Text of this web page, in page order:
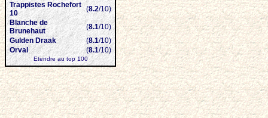
Trappistes Rochefort
10
(8.2/10)
Blanche de
Brunehaut
(8.1/10)
Gulden Draak
(8.1/10)
Orval
(8.1/10)
Etendre au top 100